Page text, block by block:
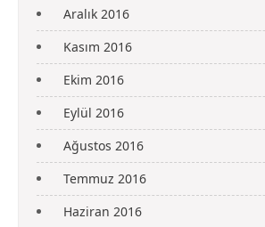
Aralık 2016
Kasım 2016
Ekim 2016
Eylül 2016
Ağustos 2016
Temmuz 2016
Haziran 2016